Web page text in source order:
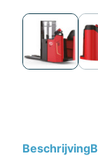
Beschrijving